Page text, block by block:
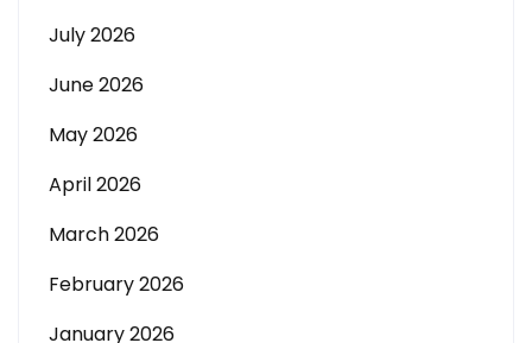
July 2026
June 2026
May 2026
April 2026
March 2026
February 2026
January 2026